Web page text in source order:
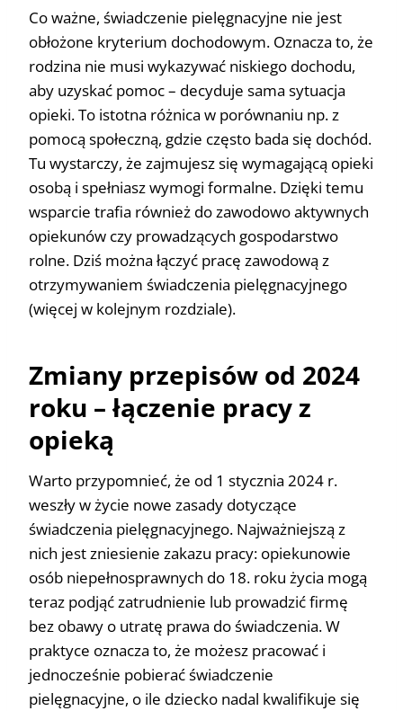
Co ważne, świadczenie pielęgnacyjne nie jest
obłożone kryterium dochodowym. Oznacza to, że
rodzina nie musi wykazywać niskiego dochodu,
aby uzyskać pomoc – decyduje sama sytuacja
opieki. To istotna różnica w porównaniu np. z
pomocą społeczną, gdzie często bada się dochód.
Tu wystarczy, że zajmujesz się wymagającą opieki
osobą i spełniasz wymogi formalne. Dzięki temu
wsparcie trafia również do zawodowo aktywnych
opiekunów czy prowadzących gospodarstwo
rolne. Dziś można łączyć pracę zawodową z
otrzymywaniem świadczenia pielęgnacyjnego
(więcej w kolejnym rozdziale).
Zmiany przepisów od 2024
roku – łączenie pracy z
opieką
Warto przypomnieć, że od 1 stycznia 2024 r.
weszły w życie nowe zasady dotyczące
świadczenia pielęgnacyjnego. Najważniejszą z
nich jest zniesienie zakazu pracy: opiekunowie
osób niepełnosprawnych do 18. roku życia mogą
teraz podjąć zatrudnienie lub prowadzić firmę
bez obawy o utratę prawa do świadczenia. W
praktyce oznacza to, że możesz pracować i
jednocześnie pobierać świadczenie
pielęgnacyjne, o ile dziecko nadal kwalifikuje się